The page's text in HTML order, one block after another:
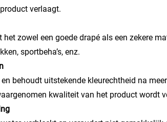
verlaagt.
zowel een goede drapé als een zekere
sportbeha’s, enz.
behoudt uitstekende kleurechtheid na
kwaliteit van het product wordt